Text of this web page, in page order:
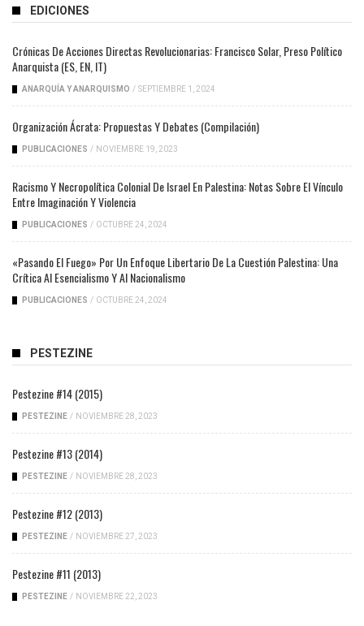
EDICIONES
Crónicas De Acciones Directas Revolucionarias: Francisco Solar, Preso Político
Anarquista (ES, EN, IT)
ANARQUÍA Y ANARQUISMO / SEPTIEMBRE 1, 2024
Organización Ácrata: Propuestas Y Debates (compilación)
PUBLICACIONES / NOVIEMBRE 19, 2023
Racismo Y Necropolítica Colonial De Israel En Palestina: Notas Sobre El Vínculo
Entre Imaginación Y Violencia
PUBLICACIONES / OCTUBRE 24, 2024
«Pasando El Fuego» Por Un Enfoque Libertario De La Cuestión Palestina: Una
Crítica Al Esencialismo Y Al Nacionalismo
PUBLICACIONES / OCTUBRE 24, 2024
PESTEZINE
Pestezine #14 (2015)
PESTEZINE / NOVIEMBRE 28, 2023
Pestezine #13 (2014)
PESTEZINE / NOVIEMBRE 28, 2023
Pestezine #12 (2013)
PESTEZINE / NOVIEMBRE 27, 2023
Pestezine #11 (2013)
PESTEZINE / NOVIEMBRE 22, 2023